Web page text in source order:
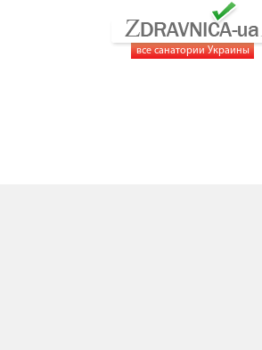
все санатории Украины